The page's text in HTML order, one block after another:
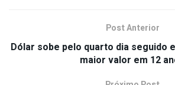
Post Anterior
Dólar sobe pelo quarto dia seguido
maior valor em 12